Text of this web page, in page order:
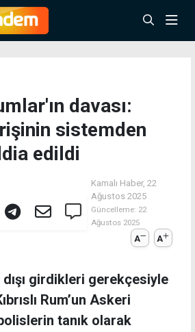
davası:
sistemden
edildi
Kamalı Haber, 22
Ağustos 2025
Güncelleme: 22
Ağustos 2025
A A
dışı girdikleri gerekçesiyle
Rum’un Askeri
tanık olarak